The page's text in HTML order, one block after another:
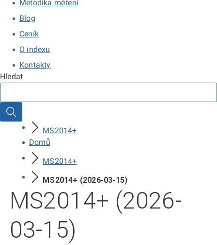
Metodika měření
Blog
Ceník
O indexu
Kontakty
Hledat
Hledat
MS2014+
Domů
MS2014+
MS2014+ (2026-03-15)
MS2014+ (2026-
03-15)